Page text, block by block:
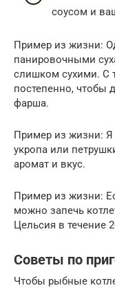
соусом и
Пример из жизни:
панировочными
слишком сухими. С
постепенно, чтобы
фарша.
Пример из жизни:
укропа или
аромат и вкус.
Пример из жизни:
можно запечь
Цельсия в течение
Советы по
Чтобы рыбные